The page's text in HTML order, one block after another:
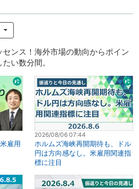
ンス！海外市場の動向からポイン
い数分間。
雇用
2026/08/06 07:44
ホルムズ海峡再開期待も、ドル
円は方向感なし。米雇用関連指
標に注目